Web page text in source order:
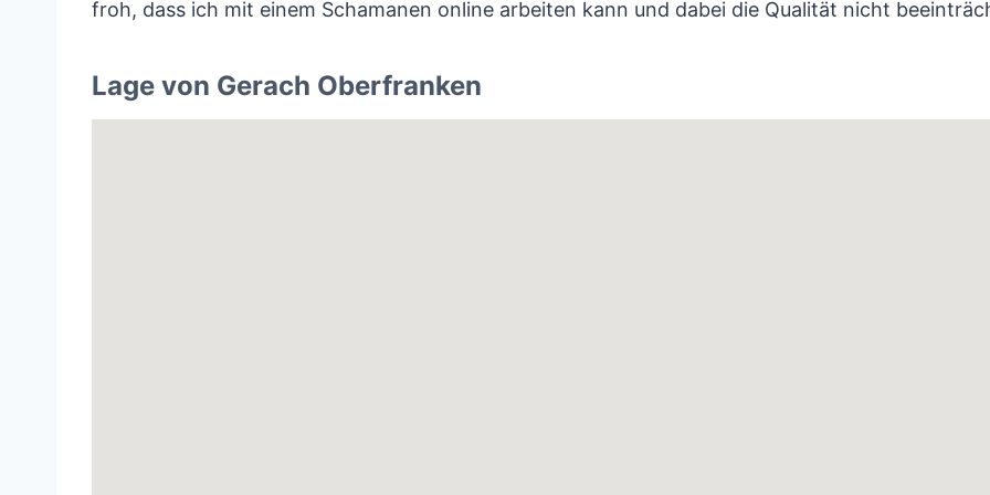
froh, dass ich mit einem Schamanen online arbeiten kann und dabei die Qualität nicht
Lage von Gerach Oberfranken